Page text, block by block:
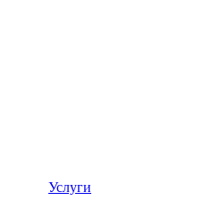
Услуги